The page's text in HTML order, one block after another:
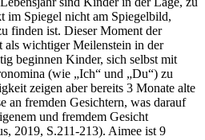
im Spiegel nicht am Spiegelbild,
finden ist. Dieser Moment der
als wichtiger Meilenstein in der
beginnen Kinder, sich selbst mit
(wie „Ich“ und „Du“) zu
zeigen aber bereits 3 Monate alte
an fremden Gesichtern, was darauf
und fremdem Gesicht
2019, S.211-213). Aimee ist 9